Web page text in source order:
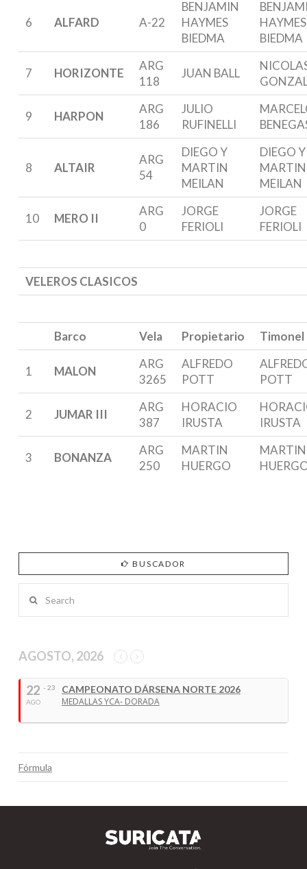
6 ALFARD A-22
BENJAMIN
HAYMES
BIEDMA
HAYMES
BIEDMA
7 HORIZONTE
ARG
118
JUAN BALL
9 HARPON
ARG
186
JULIO
RUFINELLI
8 ALTAIR
ARG
54
DIEGO Y
MARTIN
MEILAN
DIEGO Y
MARTIN
MEILAN
10 MERO II
ARG
0
JORGE
FERIOLI
JORGE
FERIOLI
VELEROS CLASICOS
Barco Vela Propietario Timonel
1 MALON
ARG
3265
ALFREDO
POTT
POTT
2 JUMAR III
ARG
387
HORACIO
IRUSTA
IRUSTA
3 BONANZA
ARG
250
MARTIN
HUERGO
MARTIN
BUSCADOR
AGOSTO, 2026
22
AGO
- 23
CAMPEONATO DÁRSENA NORTE 2026
MEDALLAS YCA- DORADA
Fórmula